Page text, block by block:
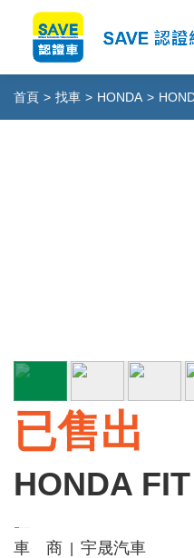
首頁 > 找車 > HONDA >
已售出
HONDA FIT
車 商
宇晟汽車